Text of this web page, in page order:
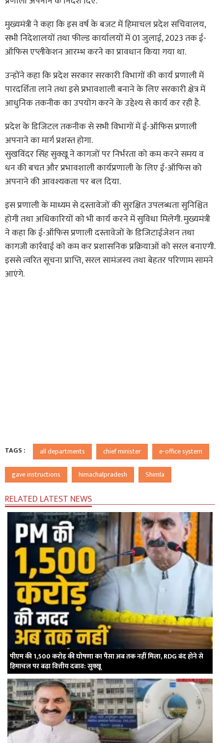
मुख्यमंत्री ने कहा कि इस वर्ष के बजट में हिमाचल प्रदेश सचिवालय,
सभी निदेशालयों तथा फील्ड कार्यालयों में 01 जुलाई, 2023 तक ई-
ऑफिस एप्लीकेशन आरम्भ करने का प्रावधान किया गया था.
उन्होंने कहा कि प्रदेश सरकार सरकारी विभागों की कार्य प्रणाली में
पारदर्शिता लाने तथा इसे प्रभावशाली बनाने के लिए सरकारी क्षेत्र में
आधुनिक तकनीक का उपयोग करने के उद्देश्य से कार्य कर रही है.
प्रदेश के डिजिटल तकनीक से सभी विभागों में ई-ऑफिस प्रणाली
अपनाने का मार्ग प्रशस्त होगा.
सुखविंदर सिंह सुक्खू ने कागजों पर निर्भरता को कम करने समय व
धन की बचत और प्रभावशाली कार्यप्रणाली के लिए ई-ऑफिस को
अपनाने की आवश्यकता पर बल दिया.
इस प्रणाली के माध्यम से दस्तावेजों की सुरक्षित उपलब्धता सुनिश्चित
होगी तथा अधिकारियों को भी कार्य करने में सुविधा मिलेगी. मुख्यमंत्री
ने कहा कि ई-ऑफिस प्रणाली दस्तावेजों के डिजिटाईजेशन तथा
कागजी कार्रवाई को कम कर प्रशासनिक प्रक्रियाओं को सरल बनाएगी.
इससे त्वरित सूचना प्राप्ति, सरल सामंजस्य तथा बेहतर परिणाम सामने
आएंगे.
TAGS : all departments chief minister e-office system
gave instructions himachalpradesh Shimla
RELATED LATEST NEWS
पीएम की 1,500 करोड़ की घोषणा का पैसा अब तक नहीं मिला, RDG बंद होने से
हिमाचल पर बढ़ा वित्तीय दबाव: सुक्खू